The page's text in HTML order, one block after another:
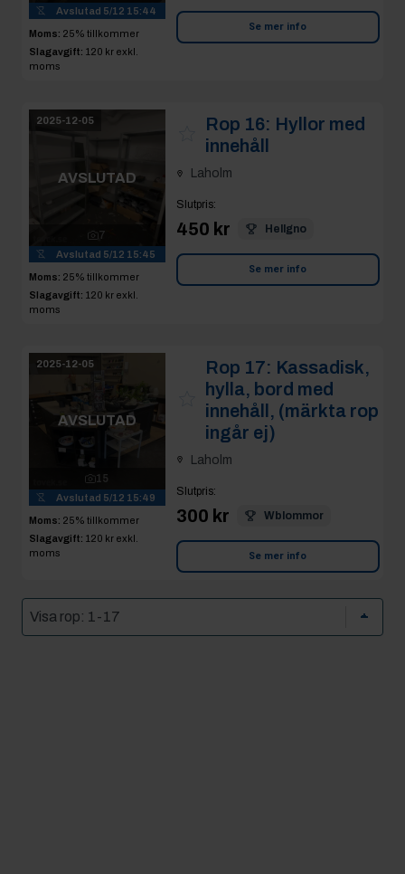
Avslutad 5/12 15:44
Moms: 25% tillkommer
Slagavgift: 120 kr exkl.
moms
Se mer info
2025-12-05
AVSLUTAD
7
Avslutad 5/12 15:45
Moms: 25% tillkommer
Slagavgift: 120 kr exkl.
moms
Rop 16: Hyllor med
innehåll
Laholm
Slutpris:
450 kr Hellgno
Se mer info
2025-12-05
AVSLUTAD
15
Avslutad 5/12 15:49
Moms: 25% tillkommer
Slagavgift: 120 kr exkl.
moms
Rop 17: Kassadisk,
hylla, bord med
innehåll, (märkta rop
ingår ej)
Laholm
Slutpris:
300 kr Wblommor
Se mer info